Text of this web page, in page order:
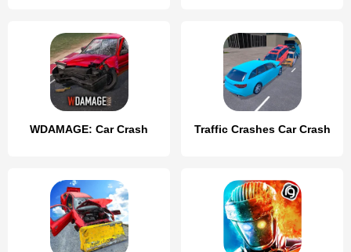
WDAMAGE: Car Crash Traffic Crashes Car Crash